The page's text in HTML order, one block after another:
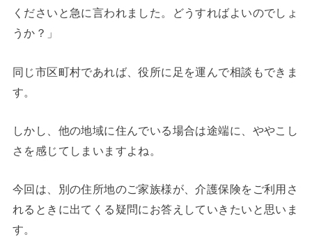
くださいと急に言われました。どうすればよいのでしょ
うか？」
同じ市区町村であれば、役所に足を運んで相談もできま
す。
しかし、他の地域に住んでいる場合は途端に、ややこし
さを感じてしまいますよね。
今回は、別の住所地のご家族様が、介護保険をご利用さ
れるときに出てくる疑問にお答えしていきたいと思いま
す。